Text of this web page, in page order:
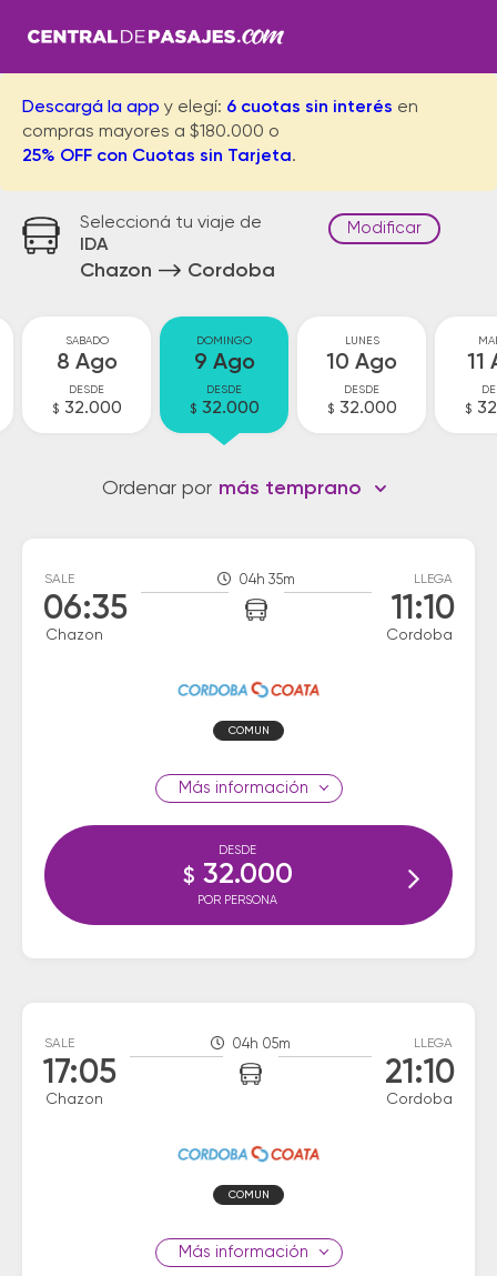
Descargá la app y elegí: 6 cuotas sin interés en
compras mayores a $180.000 o
25% OFF con Cuotas sin Tarjeta.
Seleccioná tu viaje de
IDA
Chazon Cordoba
Modificar
SABADO
8 Ago
DESDE
$ 32.000
DOMINGO
9 Ago
DESDE
$ 32.000
LUNES
10 Ago
DESDE
$ 32.000
11
$
Ordenar por más temprano
SALE
06:35
Chazon
04h 35m LLEGA
11:10
Cordoba
COMUN
información
DESDE
$ 32.000
POR PERSONA
SALE
17:05
Chazon
04h 05m LLEGA
21:10
Cordoba
COMUN
información